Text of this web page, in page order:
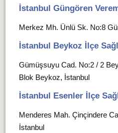
İstanbul Güngören
Merkez Mh. Ünlü Sk. No:8
İstanbul Beykoz İlçe
Gümüşsuyu Cad. No:2 / 2
Blok Beykoz, İstanbul
İstanbul Esenler İlçe
Menderes Mah. Çinçindere
İstanbul